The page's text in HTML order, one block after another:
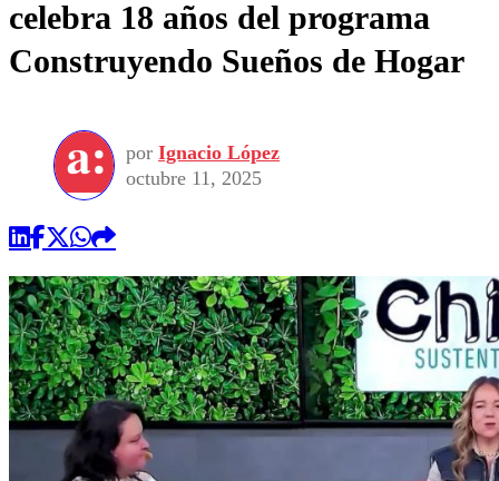
celebra 18 años del programa
Construyendo Sueños de Hogar
por Ignacio López
octubre 11, 2025